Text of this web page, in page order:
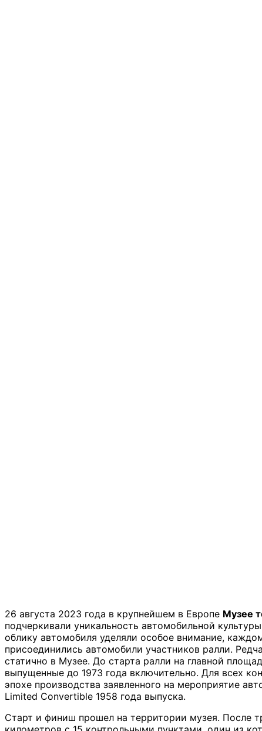
26 августа 2023 года в крупнейшем в Европе Музее
подчеркивали уникальность автомобильной
облику автомобиля уделяли особое внимание,
присоединились автомобили участников ралли.
статично в Музее. До старта ралли на главной
выпущенные до 1973 года включительно. Для всех
эпохе производства заявленного на мероприятие
Limited Convertible 1958 года выпуска.
Старт и финиш прошел на территории музея. После